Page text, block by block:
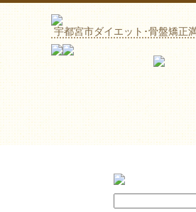
宇都宮市ダイエット･骨盤矯正